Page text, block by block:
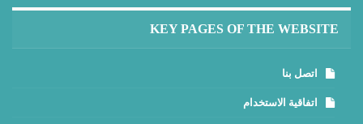
KEY PAGES OF THE WEBSITE
اتصل بنا
اتفاقية الاستخدام